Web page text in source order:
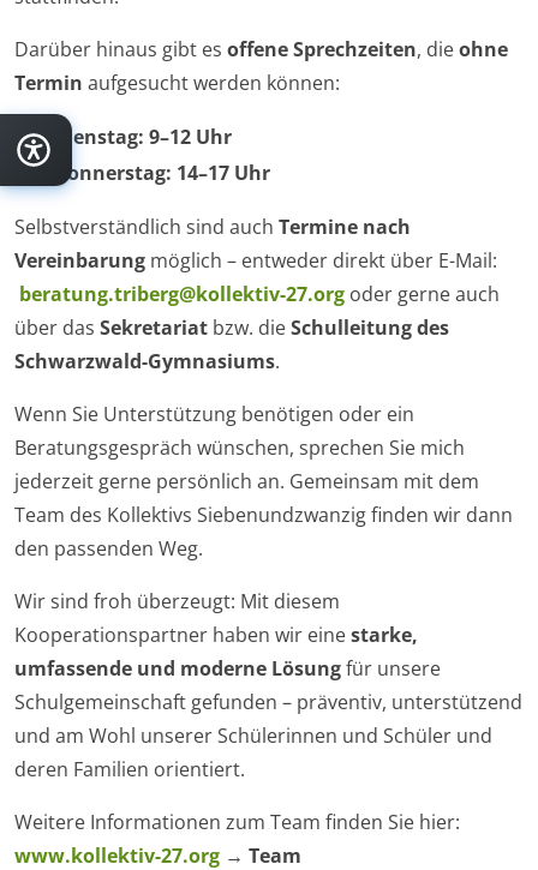
Darüber hinaus gibt es offene Sprechzeiten, dieohne
Termin aufgesucht werden können:
Dienstag: 9–12 Uhr
Donnerstag: 14–17 Uhr
Selbstverständlich sind auch Termine nach
Vereinbarung möglich – entweder direkt über E-Mail:
beratung.triberg@kollektiv-27.org oder gerne auch
über das Sekretariat bzw. dieSchulleitung des
Schwarzwald-Gymnasiums.
Wenn Sie Unterstützung benötigen oder ein
Beratungsgespräch wünschen, sprechen Sie mich
jederzeit gerne persönlich an. Gemeinsam mit dem
Team des Kollektivs Siebenundzwanzig finden wir dann
den passenden Weg.
Wir sind froh überzeugt: Mit diesem
Kooperationspartner haben wir einestarke,
umfassende und moderne Lösungfür unsere
Schulgemeinschaft gefunden – präventiv, unterstützend
und am Wohl unserer Schülerinnen und Schüler und
deren Familien orientiert.
Weitere Informationen zum Team finden Sie hier:
www.kollektiv-27.org → Team